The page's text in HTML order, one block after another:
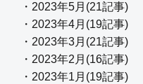
・2023年5月(21記事)
・2023年4月(19記事)
・2023年3月(21記事)
・2023年2月(16記事)
・2023年1月(19記事)